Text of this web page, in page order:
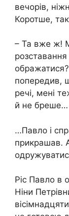
вечорів,
Коротше,
– Та вже ж!
попередив,
речі, мені
й не бреше…
…Павло і
прикрашав.
Ріс Павло в
Ніни